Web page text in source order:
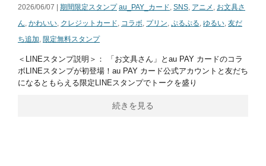
2026/06/07 | 期間限定スタンプ au_PAY_カード, SNS, アニメ , お文具さ
ん, かわいい, クレジットカード, コラボ, プリン, ぷるぷる, ゆるい, 友だ
ち追加, 限定無料スタンプ
＜LINEスタンプ説明＞： 「お文具さん」とau PAY カードのコラ
ボLINEスタンプが初登場！au PAY カード公式アカウントと友だち
になるともらえる限定LINEスタンプでトークを盛り
続きを見る